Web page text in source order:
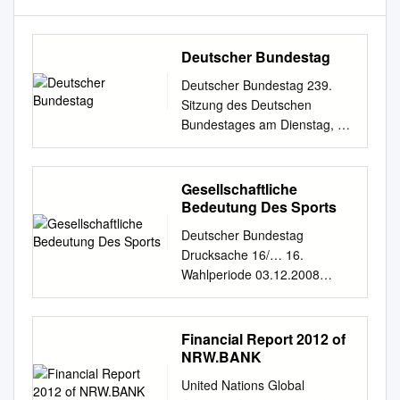
Deutscher Bundestag
Deutscher Bundestag 239.
Sitzung des Deutschen
Bundestages am Dienstag, 7.
September 2021 Endgültiges
Ergebnis der Namentlichen
Abstimmung Nr. 1
Gesetzentwurf der Fraktionen
der CDU/CSU und SPD
Entwurf eines Gesetzes zur
Errichtung eines
Sondervermögens
"Aufbauhilfe 2021" und zur
vorübergehenden Aussetzung
der Insolvenzantragspflicht
wegen Starkregenfällen und
Hochwassern im Juli 2021
Gesellschaftliche
Bedeutung Des Sports
Deutscher Bundestag
Drucksache 16/… 16.
Wahlperiode 03.12.2008
Antrag der Abgeordneten
Klaus Riegert, Wolfgang
Bosbach, Norbert Barthle,
Antje Blumenthal, Ingrid
(Hamburg), Eberhard
Financial Report 2012 of
NRW.BANK
United Nations Global